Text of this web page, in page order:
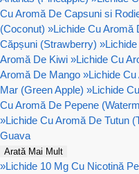
Cu Aromă De Capsuni si
(Coconut) »Lichide Cu Aromă
Căpșuni (Strawberry) »
Aromă De Kiwi »Lichide Cu
Aromă De Mango »Lichide
Mar (Green Apple) »Lichide
Cu Aromă De Pepene
»Lichide Cu Aromă De Tutun
Guava
Arată Mai Mult
»Lichide 10 Mg Cu Nicotină